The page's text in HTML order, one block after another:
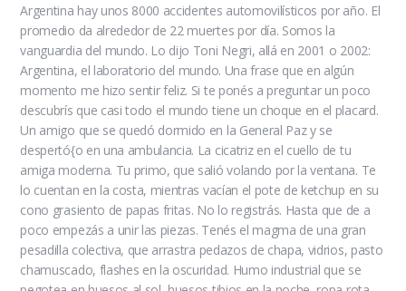
Argentina hay unos 8000 accidentes automovilísticos por año. El
promedio da alrededor de 22 muertes por día. Somos la
vanguardia del mundo. Lo dijo Toni Negri, allá en 2001 o 2002:
Argentina, el laboratorio del mundo. Una frase que en algún
momento me hizo sentir feliz. Si te ponés a preguntar un poco
descubrís que casi todo el mundo tiene un choque en el placard.
Un amigo que se quedó dormido en la General Paz y se
despertó{o en una ambulancia. La cicatriz en el cuello de tu
amiga moderna. Tu primo, que salió volando por la ventana. Te
lo cuentan en la costa, mientras vacían el pote de ketchup en su
cono grasiento de papas fritas. No lo registrás. Hasta que de a
poco empezás a unir las piezas. Tenés el magma de una gran
pesadilla colectiva, que arrastra pedazos de chapa, vidrios, pasto
chamuscado, flashes en la oscuridad. Humo industrial que se